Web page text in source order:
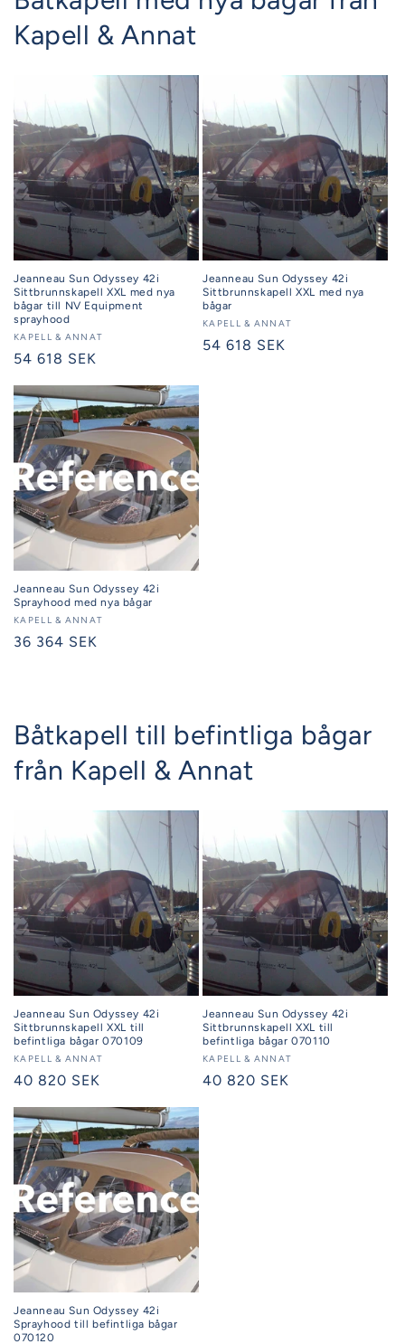
Kapell & Annat
Jeanneau Sun Odyssey 42i
Sittbrunnskapell XXL med nya
bågar till NV Equipment
sprayhood
Säljare:
KAPELL & ANNAT
Ordinarie
54 618 SEK
Jeanneau Sun Odyssey 42i
Sittbrunnskapell XXL med nya
bågar
Säljare:
KAPELL & ANNAT
Ordinarie
54 618 SEK
Jeanneau Sun Odyssey 42i
Sprayhood med nya bågar
Säljare:
KAPELL & ANNAT
Ordinarie
36 364 SEK
Båtkapell till befintliga bågar
från Kapell & Annat
Jeanneau Sun Odyssey 42i
Sittbrunnskapell XXL till
befintliga bågar 070109
Säljare:
KAPELL & ANNAT
Ordinarie
40 820 SEK
Jeanneau Sun Odyssey 42i
Sittbrunnskapell XXL till
befintliga bågar 070110
Säljare:
KAPELL & ANNAT
Ordinarie
40 820 SEK
Jeanneau Sun Odyssey 42i
Sprayhood till befintliga bågar
070120